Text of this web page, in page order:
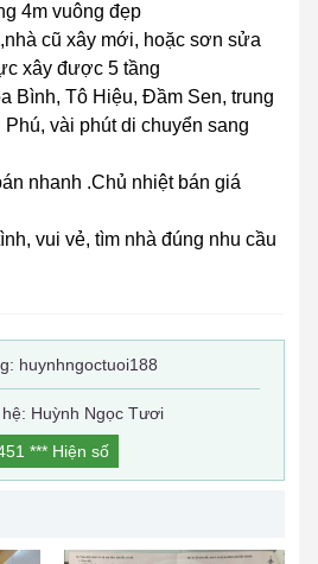
4m vuông đẹp
cũ xây mới, hoặc sơn sửa
xây được 5 tầng
Bình, Tô Hiệu, Đầm Sen, trung
vài phút di chuyển sang
nhanh .Chủ nhiệt bán giá
vui vẻ, tìm nhà đúng nhu cầu
huynhngoctuoi188
Huỳnh Ngọc Tươi
*** Hiện số